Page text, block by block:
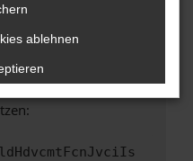
Schritte versucht
Wir werden
beheben. Du kannst
um uns bei der
ablehnen